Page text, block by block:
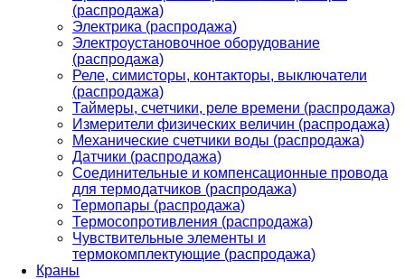
(распродажа)
Электрика (распродажа)
Электроустановочное оборудование
(распродажа)
Реле, симисторы, контакторы, выключатели
(распродажа)
Таймеры, счетчики, реле времени (распродажа)
Измерители физических величин (распродажа)
Механические счетчики воды (распродажа)
Датчики (распродажа)
Соединительные и компенсационные провода
для термодатчиков (распродажа)
Термопары (распродажа)
Термосопротивления (распродажа)
Чувствительные элементы и
термокомплектующие (распродажа)
Краны